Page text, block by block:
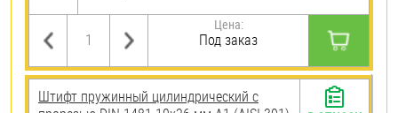
Цена:
Под заказ
Штифт пружинный цилиндрический с